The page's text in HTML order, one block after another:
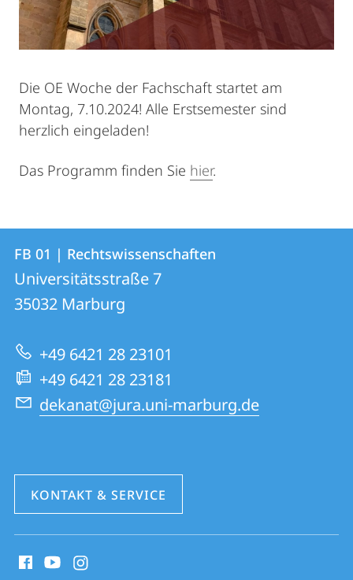
Die OE Woche der Fachschaft startet am
Montag, 7.10.2024! Alle Erstsemester sind
herzlich eingeladen!
Das Programm finden Sie hier.
Kontakt
und
Informationen
zur
Website
Kontaktinformationen
FB
01
Rechtswissenschaften
FB 01 | Rechtswissenschaften
Universitätsstraße 7
35032 Marburg
+49 6421 28 23101
+49 6421 28 23181
dekanat@jura.uni-marburg.de
KONTAKT & SERVICE
Media